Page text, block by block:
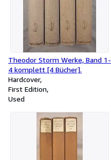
Theodor Storm Werke, Band 1-
4 komplett [4 Bücher].
Hardcover
First Edition
Used